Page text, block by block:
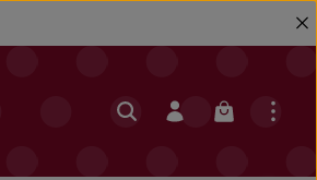
Warenkorb